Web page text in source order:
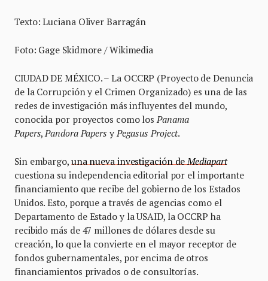
Texto: Luciana Oliver Barragán
Foto: Gage Skidmore / Wikimedia
CIUDAD DE MÉXICO. – La OCCRP (Proyecto de Denuncia
de la Corrupción y el Crimen Organizado) es una de las
redes de investigación más influyentes del mundo,
conocida por proyectos como los Panama
Papers, Pandora Papers y Pegasus Project.
Sin embargo, una nueva investigación de Mediapart
cuestiona su independencia editorial por el importante
financiamiento que recibe del gobierno de los Estados
Unidos. Esto, porque a través de agencias como el
Departamento de Estado y la USAID, la OCCRP ha
recibido más de 47 millones de dólares desde su
creación, lo que la convierte en el mayor receptor de
fondos gubernamentales, por encima de otros
financiamientos privados o de consultorías.